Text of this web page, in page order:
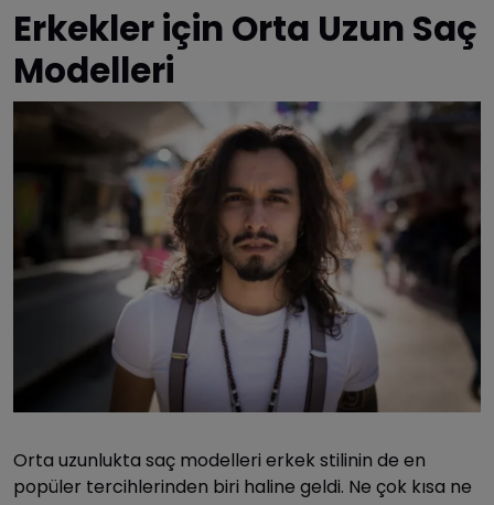
Erkekler için Orta Uzun Saç
Modelleri
Orta uzunlukta saç modelleri erkek stilinin de en
popüler tercihlerinden biri haline geldi. Ne çok kısa ne